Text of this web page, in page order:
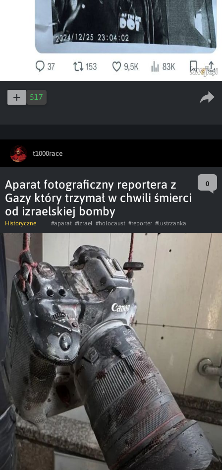
517
t1000race
Aparat fotograficzny reportera z
Gazy który trzymał w chwili śmierci
od izraelskiej bomby
0
Historyczne #aparat #izrael #holocaust #reporter #lustrzanka